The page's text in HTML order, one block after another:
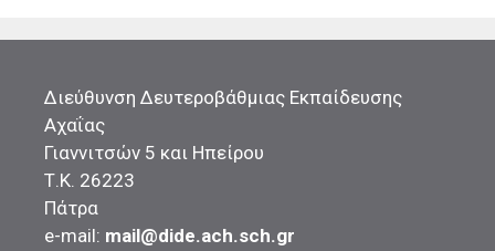
Διεύθυνση Δευτεροβάθμιας Εκπαίδευσης
Αχαΐας
Γιαννιτσών 5 και Ηπείρου
Τ.Κ. 26223
Πάτρα
e-mail: mail@dide.ach.sch.gr